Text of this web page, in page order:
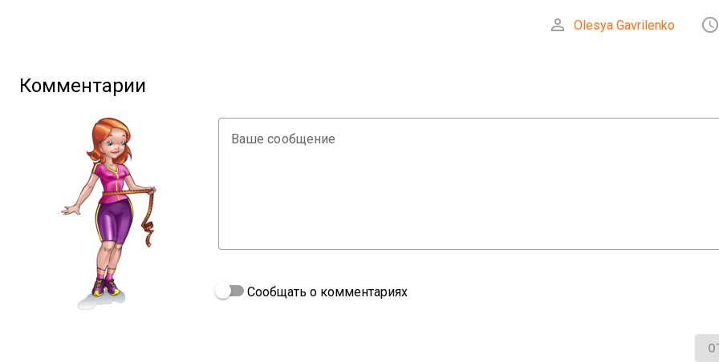
 Olesya Gavrilenko 
Комментарии
Ваше сообщение
Сообщать о комментариях